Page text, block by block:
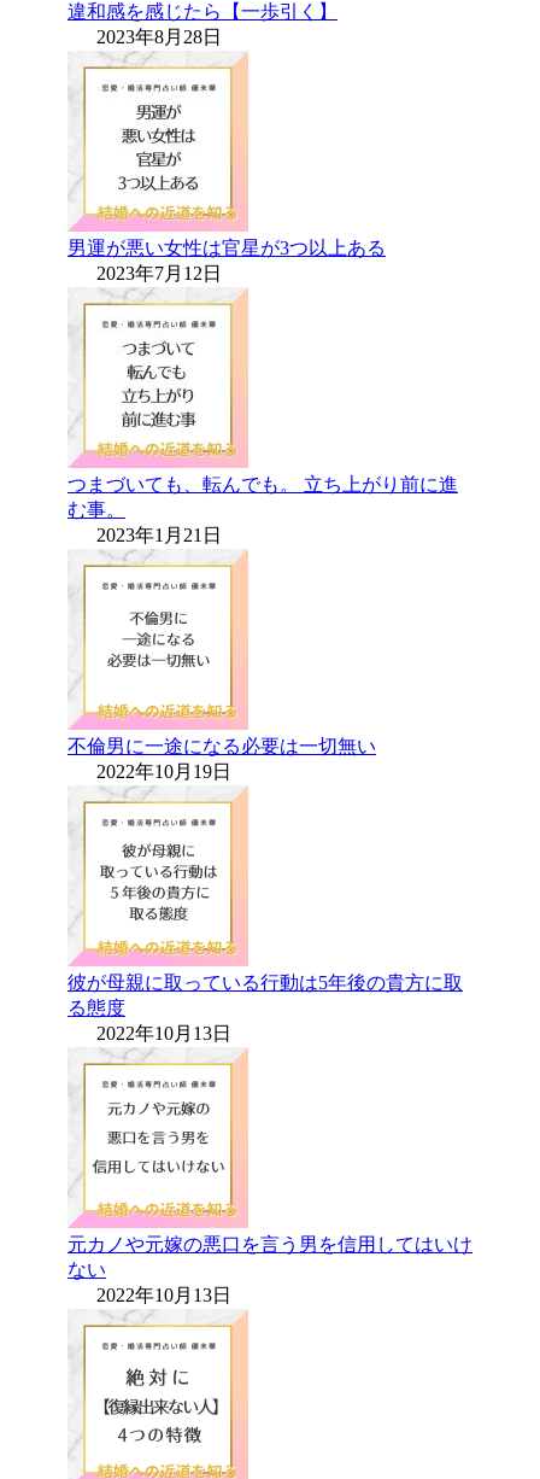
違和感を感じたら【一歩引く】
2023年8月28日
男運が悪い女性は官星が3つ以上ある
2023年7月12日
つまづいても、転んでも。 立ち上がり前に進
む事。
2023年1月21日
不倫男に一途になる必要は一切無い
2022年10月19日
彼が母親に取っている行動は5年後の貴方に取
る態度
2022年10月13日
元カノや元嫁の悪口を言う男を信用してはいけ
ない
2022年10月13日